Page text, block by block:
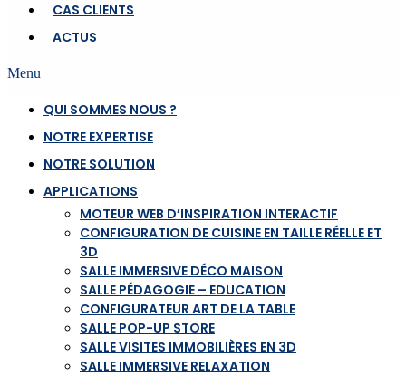
CAS CLIENTS
ACTUS
Menu
QUI SOMMES NOUS ?
NOTRE EXPERTISE
NOTRE SOLUTION
APPLICATIONS
MOTEUR WEB D’INSPIRATION INTERACTIF
CONFIGURATION DE CUISINE EN TAILLE RÉELLE ET
3D
SALLE IMMERSIVE DÉCO MAISON
SALLE PÉDAGOGIE – EDUCATION
CONFIGURATEUR ART DE LA TABLE
SALLE POP-UP STORE
SALLE VISITES IMMOBILIÈRES EN 3D
SALLE IMMERSIVE RELAXATION